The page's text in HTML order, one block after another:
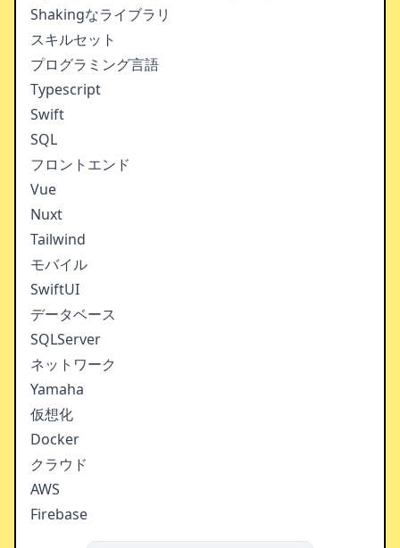
Shakingなライブラリ
スキルセット
プログラミング言語
Typescript
Swift
SQL
フロントエンド
Vue
Nuxt
Tailwind
モバイル
SwiftUI
データベース
SQLServer
ネットワーク
Yamaha
仮想化
Docker
クラウド
AWS
Firebase